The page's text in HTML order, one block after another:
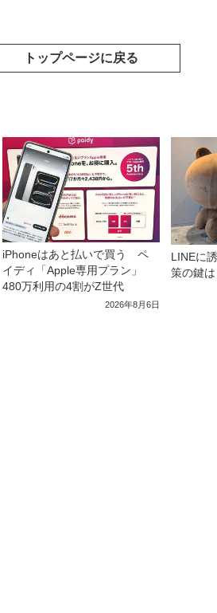
トップページに戻る
iPhoneはあと払いで買う ペ
イディ「Apple専用プラン」
480万利用の4割がZ世代
2026年8月6日
LINEに
策の鍵は